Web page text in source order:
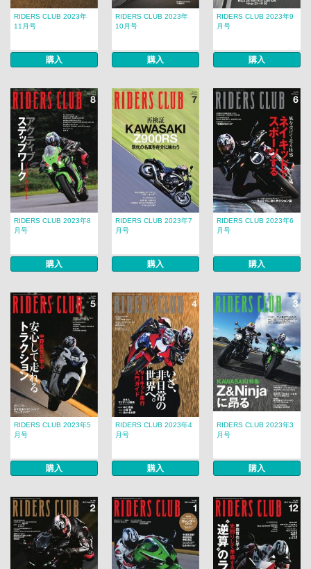
RIDERS CLUB 2023年
11月号
購入
RIDERS CLUB 2023年
10月号
購入
RIDERS CLUB 2023年9
月号
購入
RIDERS CLUB 2023年8
月号
購入
RIDERS CLUB 2023年7
月号
購入
RIDERS CLUB 2023年6
月号
購入
RIDERS CLUB 2023年5
月号
購入
RIDERS CLUB 2023年4
月号
購入
RIDERS CLUB 2023年3
月号
購入